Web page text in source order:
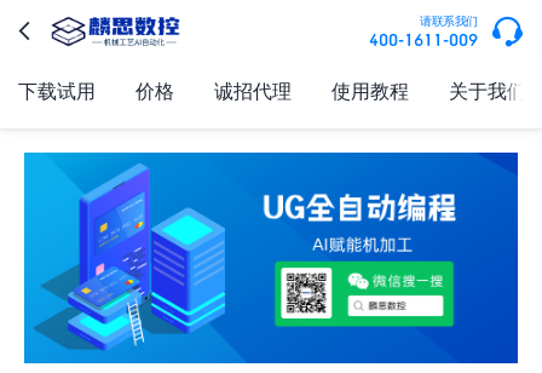
 请联系我们
400-1611-009 
下载试用 价格 诚招代理 使用教程 关于我们